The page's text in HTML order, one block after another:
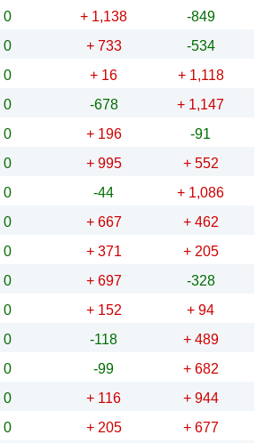
0 + 1,138 -849
0 + 733 -534
0 + 16 + 1,118
0 -678 + 1,147
0 + 196 -91
0 + 995 + 552
0 -44 + 1,086
0 + 667 + 462
0 + 371 + 205
0 + 697 -328
0 + 152 + 94
0 -118 + 489
0 -99 + 682
0 + 116 + 944
0 + 205 + 677